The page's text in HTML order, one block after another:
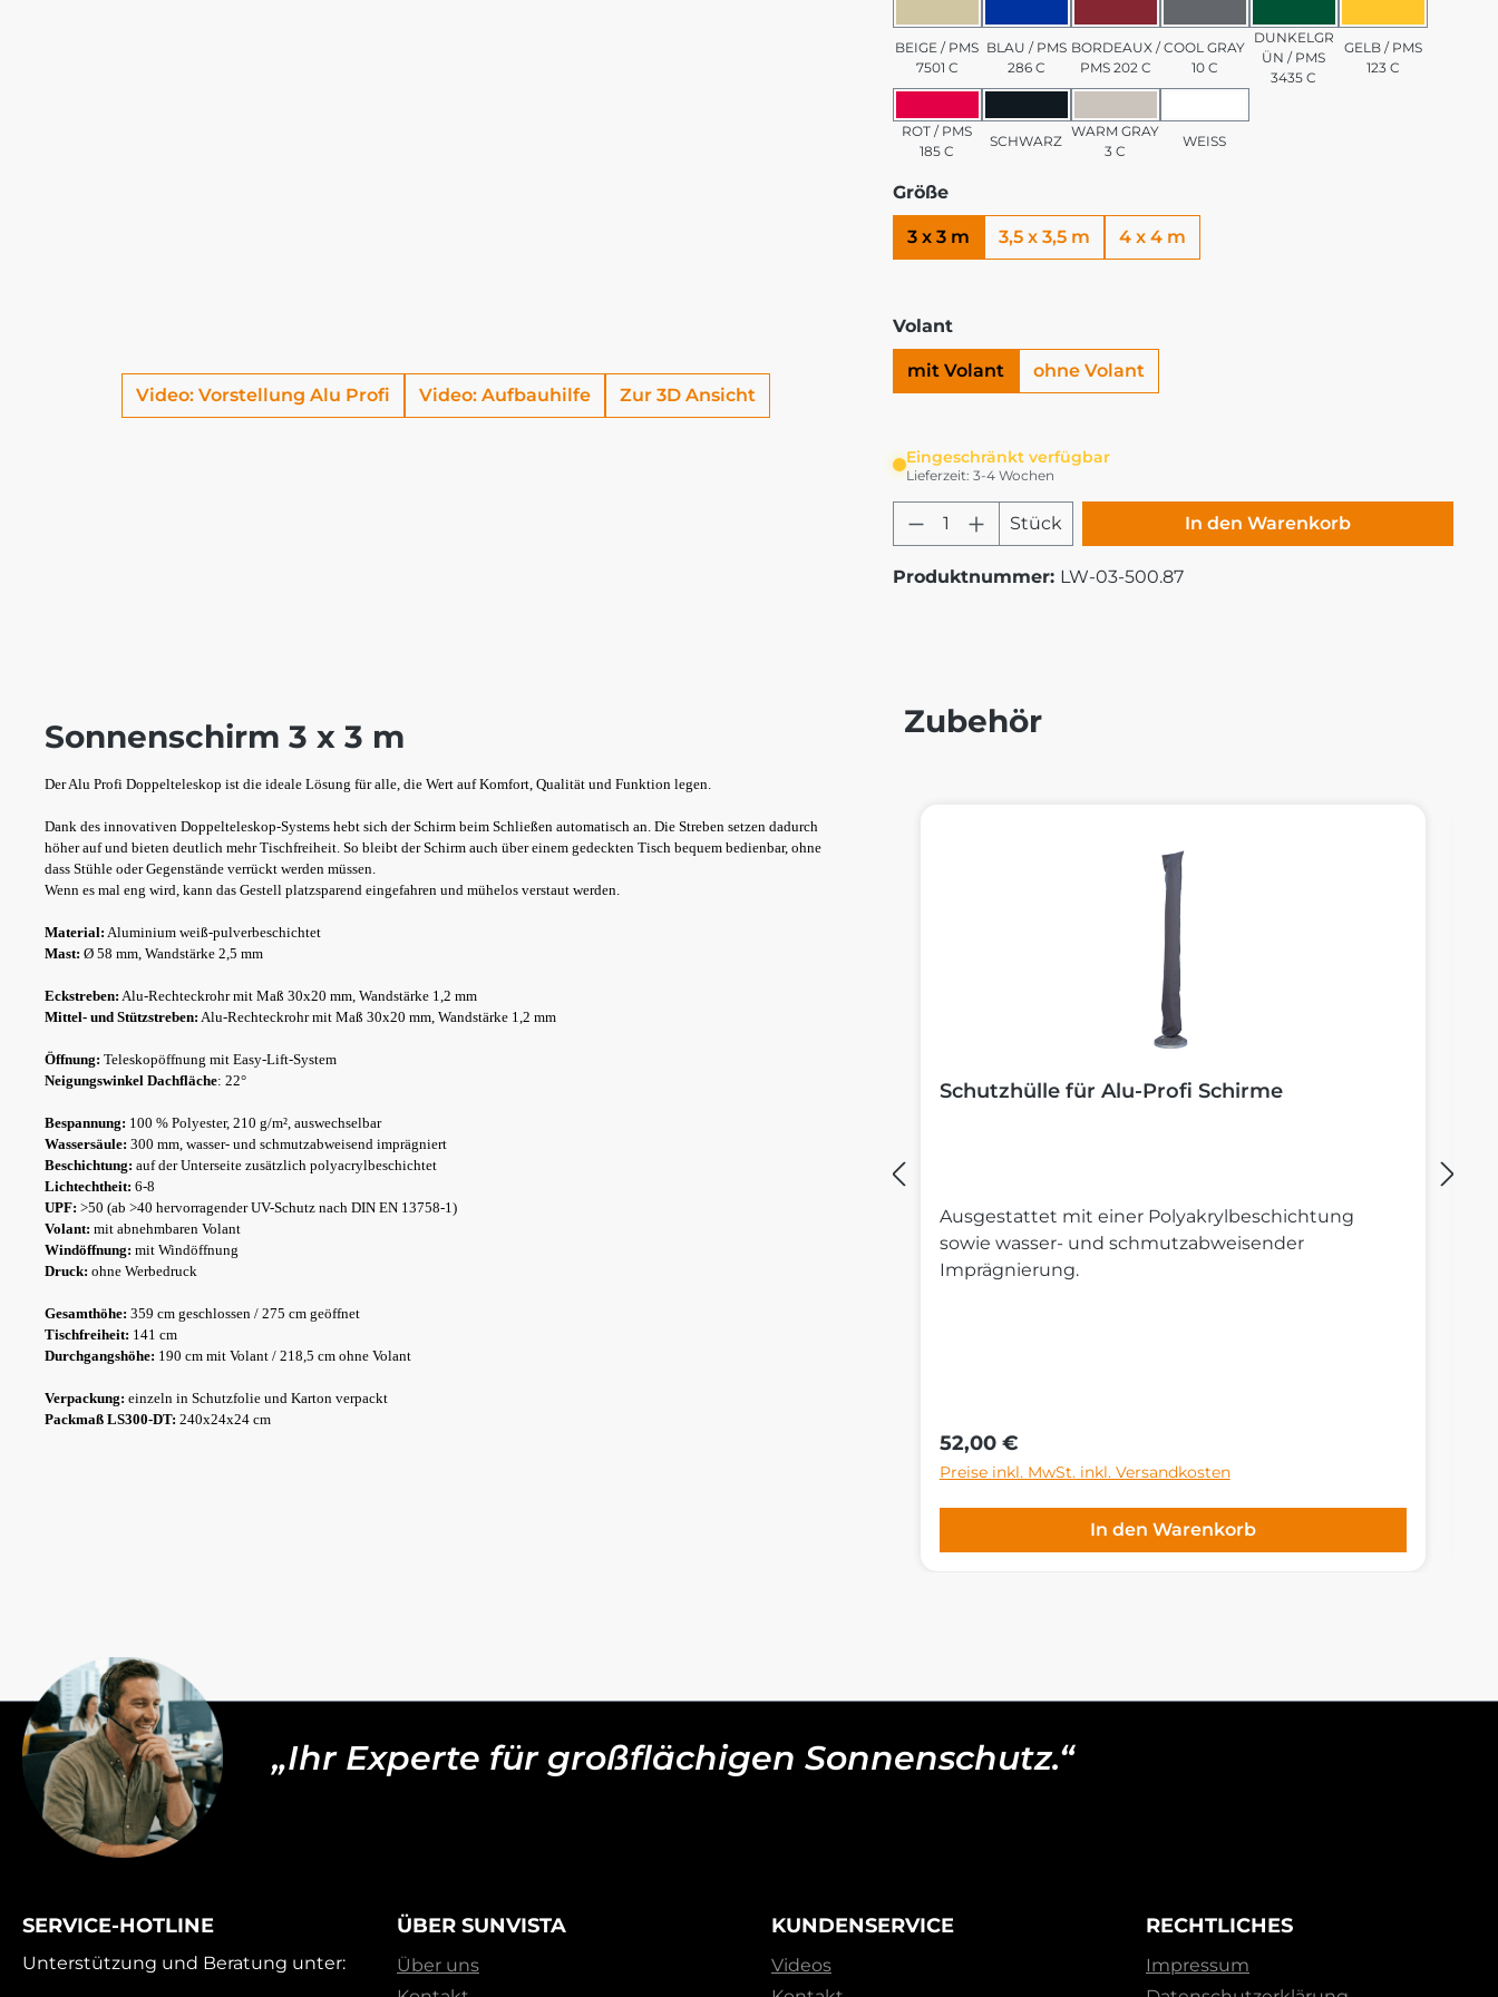
Video: Vorstellung Alu Profi Video: Aufbauhilfe Zur 3D Ansicht
BEIGE / PMS 7501 C
BEIGE / PMS
7501 C
BLAU / PMS 286 C
BLAU / PMS
286 C
BORDEAUX / PMS 202 C
BORDEAUX /
PMS 202 C
COOL GRAY 10 C
COOL GRAY
10 C
DUNKELGRÜN / PMS
DUNKELGR
ÜN / PMS
3435 C
GELB / PMS
GELB / PMS
123 C
ROT / PMS 185 C
ROT / PMS
185 C
SCHWARZ
SCHWARZ
WARM GRAY 3 C
WARM GRAY
3 C
WEISS
WEISS
Größe
3 x 3 m 3,5 x 3,5 m 4 x 4 m
Volant
mit Volant ohne Volant
Eingeschränkt verfügbar
Lieferzeit: 3-4 Wochen
Produkt Anzahl: Gib den gewünschten
Stück In den Warenkorb
Produktnummer: LW-03-500.87
Sonnenschirm 3 x 3 m
Der Alu Profi Doppelteleskop ist die ideale Lösung für alle, die Wert auf Komfort, Qualität und Funktion legen.
Dank des innovativen Doppelteleskop-Systems hebt sich der Schirm beim Schließen automatisch an. Die Streben setzen dadurch
höher auf und bieten deutlich mehr Tischfreiheit. So bleibt der Schirm auch über einem gedeckten Tisch bequem bedienbar, ohne
dass Stühle oder Gegenstände verrückt werden müssen.
Wenn es mal eng wird, kann das Gestell platzsparend eingefahren und mühelos verstaut werden.
Material: Aluminium weiß-pulverbeschichtet
Mast: Ø 58 mm, Wandstärke 2,5 mm
Eckstreben: Alu-Rechteckrohr mit Maß 30x20 mm, Wandstärke 1,2 mm
Mittel- und Stützstreben: Alu-Rechteckrohr mit Maß 30x20 mm, Wandstärke 1,2 mm
Öffnung: Teleskopöffnung mit Easy-Lift-System
Neigungswinkel Dachfläche: 22°
Bespannung: 100 % Polyester, 210 g/m², auswechselbar
Wassersäule: 300 mm, wasser- und schmutzabweisend imprägniert
Beschichtung: auf der Unterseite zusätzlich polyacrylbeschichtet
Lichtechtheit: 6-8
UPF: >50 (ab >40 hervorragender UV-Schutz nach DIN EN 13758-1)
Volant: mit abnehmbaren Volant
Windöffnung: mit Windöffnung
Druck: ohne Werbedruck
Gesamthöhe: 359 cm geschlossen / 275 cm geöffnet
Tischfreiheit: 141 cm
Durchgangshöhe: 190 cm mit Volant / 218,5 cm ohne Volant
Verpackung: einzeln in Schutzfolie und Karton verpackt
Packmaß LS300-DT: 240x24x24 cm
Zubehör
Schutzhülle für Alu-Profi Schirme
Ausgestattet mit einer Polyakrylbeschichtung
sowie wasser- und schmutzabweisender
Imprägnierung.
Regulärer Preis:
52,00 €
Preise inkl. MwSt. inkl. Versandkosten
In den Warenkorb
„Ihr Experte für großflächigen Sonnenschutz.“
SERVICE-HOTLINE
Unterstützung und Beratung unter:
ÜBER SUNVISTA
Über uns
KUNDENSERVICE
Videos
RECHTLICHES
Impressum